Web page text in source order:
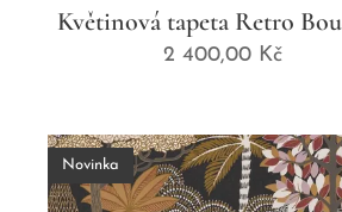
Květinová tapeta Retro
2 400,00Kč
Novinka